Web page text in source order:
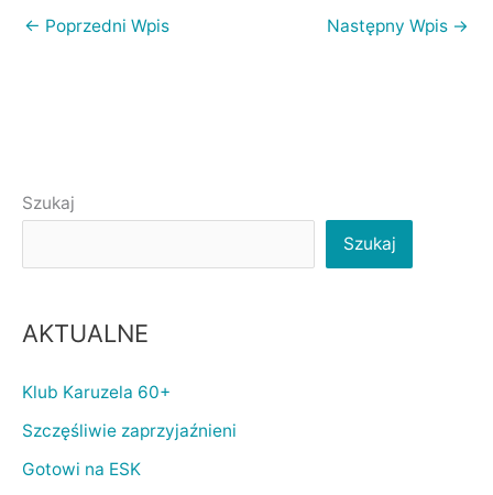
← Poprzedni Wpis Następny Wpis →
Szukaj
Szukaj
AKTUALNE
Klub Karuzela 60+
Szczęśliwie zaprzyjaźnieni
Gotowi na ESK